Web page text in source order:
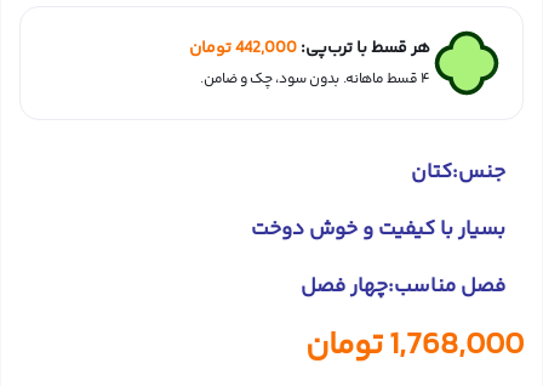
هر قسط با ترب‌پی:442,000تومان
۴ قسط ماهانه. بدون سود، چک و ضامن.
جنس:کتان
بسیار با کیفیت و خوش دوخت
فصل مناسب:چهار فصل
1,768,000تومان